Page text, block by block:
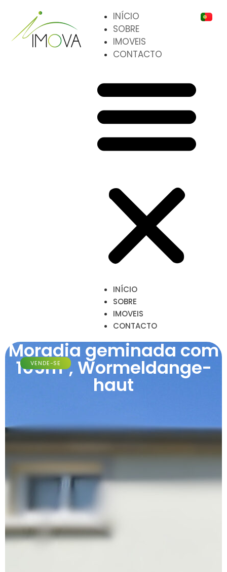
INÍCIO
SOBRE
IMOVEIS
CONTACTO
INÍCIO
SOBRE
IMOVEIS
CONTACTO
Moradia geminada com
105m², Wormeldange-
haut
VENDE-SE